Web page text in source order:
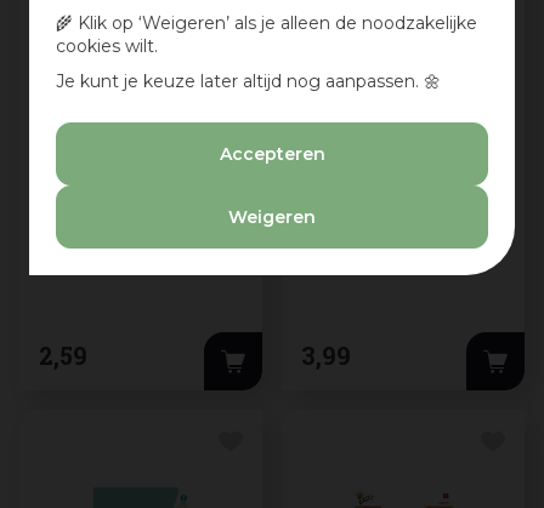
🌾 Klik op ‘Weigeren’ als je alleen de noodzakelijke
cookies wilt.
Je kunt je keuze later altijd nog aanpassen. 🌼
Accepteren
Weigeren
liatris, lampenpoetser
purperrose
2,59
Buzzy zaden house
plants Aloe
gemengde soorten
3,99